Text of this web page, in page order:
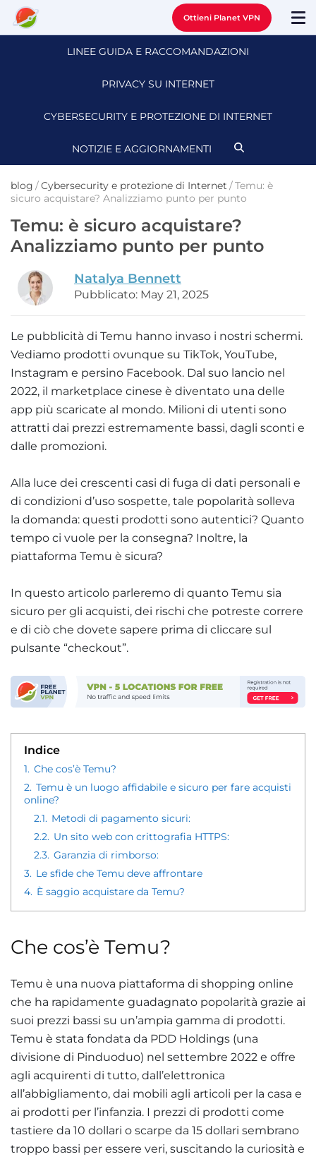
Ottieni Planet VPN
LINEE GUIDA E RACCOMANDAZIONI
PRIVACY SU INTERNET
CYBERSECURITY E PROTEZIONE DI INTERNET
NOTIZIE E AGGIORNAMENTI
blog /Cybersecurity e protezione di Internet /Temu: è
sicuro acquistare? Analizziamo punto per punto
Temu: è sicuro acquistare?
Analizziamo punto per punto
Natalya Bennett
Pubblicato: May 21, 2025
Le pubblicità di Temu hanno invaso i nostri schermi.
Vediamo prodotti ovunque su TikTok, YouTube,
Instagram e persino Facebook. Dal suo lancio nel
2022, il marketplace cinese è diventato una delle
app più scaricate al mondo. Milioni di utenti sono
attratti dai prezzi estremamente bassi, dagli sconti e
dalle promozioni.
Alla luce dei crescenti casi di fuga di dati personali e
di condizioni d’uso sospette, tale popolarità solleva
la domanda: questi prodotti sono autentici? Quanto
tempo ci vuole per la consegna? Inoltre, la
piattaforma Temu è sicura?
In questo articolo parleremo di quanto Temu sia
sicuro per gli acquisti, dei rischi che potreste correre
e di ciò che dovete sapere prima di cliccare sul
pulsante “checkout”.
Indice
1. Che cos’è Temu?
2. Temu è un luogo affidabile e sicuro per fare acquisti
online?
2.1. Metodi di pagamento sicuri:
2.2. Un sito web con crittografia HTTPS:
2.3. Garanzia di rimborso:
3. Le sfide che Temu deve affrontare
4. È saggio acquistare da Temu?
Che cos’è Temu?
Temu è una nuova piattaforma di shopping online
che ha rapidamente guadagnato popolarità grazie ai
suoi prezzi bassi su un’ampia gamma di prodotti.
Temu è stata fondata da PDD Holdings (una
divisione di Pinduoduo) nel settembre 2022 e offre
agli acquirenti di tutto, dall’elettronica
all’abbigliamento, dai mobili agli articoli per la casa e
ai prodotti per l’infanzia. I prezzi di prodotti come
tastiere da 10 dollari o scarpe da 15 dollari sembrano
troppo bassi per essere veri, suscitando la curiosità e